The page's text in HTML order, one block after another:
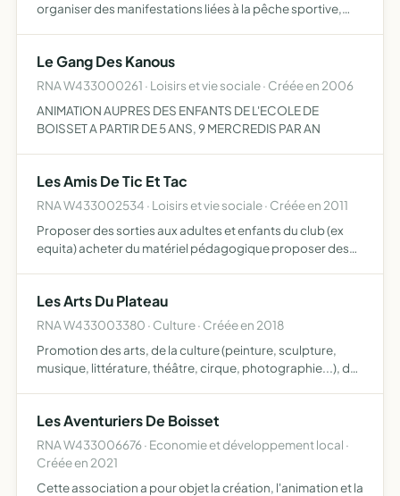
organiser des manifestations liées à la pêche sportive,
Le Gang Des Kanous
RNA W433000261 · Loisirs et vie sociale · Créée en 2006
ANIMATION AUPRES DES ENFANTS DE L'ECOLE DE
BOISSET A PARTIR DE 5 ANS, 9 MERCREDIS PAR AN
Les Amis De Tic Et Tac
RNA W433002534 · Loisirs et vie sociale · Créée en 2011
Proposer des sorties aux adultes et enfants du club (ex
equita) acheter du matériel pédagogique proposer des
Les Arts Du Plateau
RNA W433003380 · Culture · Créée en 2018
Promotion des arts, de la culture (peinture, sculpture,
musique, littérature, théâtre, cirque, photographie...), de
Les Aventuriers De Boisset
RNA W433006676 · Economie et développement local ·
Créée en 2021
Cette association a pour objet la création, l'animation et la